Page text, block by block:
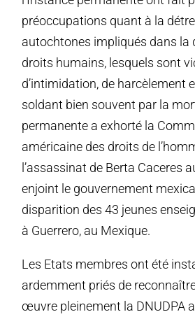
préoccupations quant à la
autochtones impliqués dans la
droits humains, lesquels sont
d’intimidation, de harcèlement
soldant bien souvent par la
permanente a exhorté la
américaine des droits de
l’assassinat de Berta Caceres
enjoint le gouvernement
disparition des 43 jeunes
à Guerrero, au Mexique.
Les Etats membres ont été
ardemment priés de
œuvre pleinement la DNUDPA